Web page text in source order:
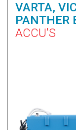
VARTA,
PANTHER
ACCU'S